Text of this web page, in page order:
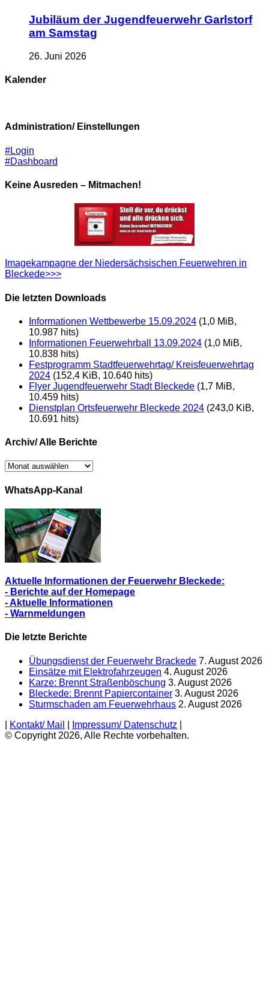
Jubiläum der Jugendfeuerwehr Garlstorf
am Samstag
26. Juni 2026
Kalender
Administration/ Einstellungen
#Login
#Dashboard
Keine Ausreden – Mitmachen!
Imagekampagne der Niedersächsischen Feuerwehren in
Bleckede>>>
Die letzten Downloads
Informationen Wettbewerbe 15.09.2024 (1,0 MiB,
10.987 hits)
Informationen Feuerwehrball 13.09.2024 (1,0 MiB,
10.838 hits)
Festprogramm Stadtfeuerwehrtag/ Kreisfeuerwehrtag
2024 (152,4 KiB, 10.640 hits)
Flyer Jugendfeuerwehr Stadt Bleckede (1,7 MiB,
10.459 hits)
Dienstplan Ortsfeuerwehr Bleckede 2024 (243,0 KiB,
10.691 hits)
Archiv/ Alle Berichte
Archiv/
Berichte
WhatsApp-Kanal
Aktuelle Informationen der Feuerwehr Bleckede:
- Berichte auf der Homepage
- Aktuelle Informationen
- Warnmeldungen
Die letzte Berichte
Übungsdienst der Feuerwehr Brackede 7. August 2026
Einsätze mit Elektrofahrzeugen 4. August 2026
Karze: Brennt Straßenböschung 3. August 2026
Bleckede: Brennt Papiercontainer 3. August 2026
Sturmschaden am Feuerwehrhaus 2. August 2026
Kontakt/ Mail Impressum/ Datenschutz
© Copyright 2026, Alle Rechte vorbehalten.